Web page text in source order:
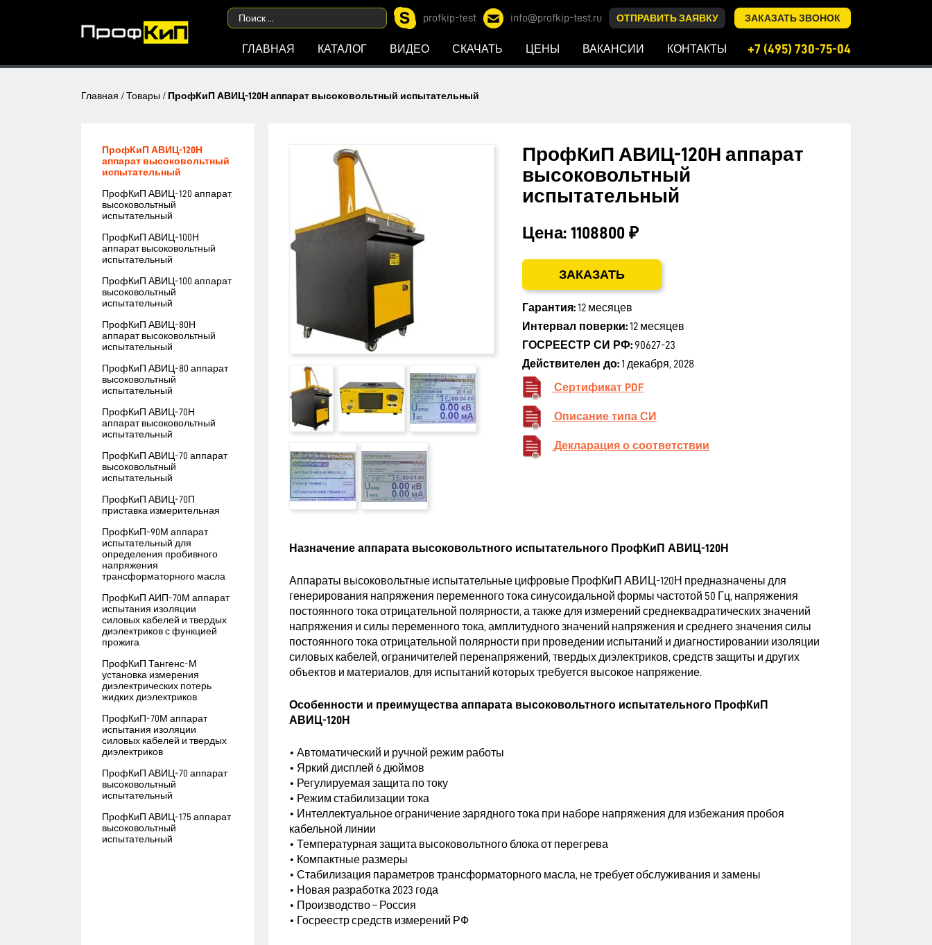
profkip-test info@profkip-test.ru ОТПРАВИТЬ ЗАЯВКУ ЗАКАЗАТЬ ЗВОНОК
ГЛАВНАЯ КАТАЛОГ ВИДЕО СКАЧАТЬ ЦЕНЫ ВАКАНСИИ КОНТАКТЫ +7 (495) 730-75-04
Главная / Товары / ПрофКиП АВИЦ-120Н аппарат высоковольтный испытательный
ПрофКиП АВИЦ-120Н
аппарат высоковольтный
испытательный
ПрофКиП АВИЦ-120 аппарат
высоковольтный
испытательный
ПрофКиП АВИЦ-100Н
аппарат высоковольтный
испытательный
ПрофКиП АВИЦ-100 аппарат
высоковольтный
испытательный
ПрофКиП АВИЦ-80Н
аппарат высоковольтный
испытательный
ПрофКиП АВИЦ-80 аппарат
высоковольтный
испытательный
ПрофКиП АВИЦ-70Н
аппарат высоковольтный
испытательный
ПрофКиП АВИЦ-70 аппарат
высоковольтный
испытательный
ПрофКиП АВИЦ-70П
приставка измерительная
ПрофКиП-90М аппарат
испытательный для
определения пробивного
напряжения
трансформаторного масла
ПрофКиП АИП-70М аппарат
испытания изоляции
силовых кабелей и твердых
диэлектриков с функцией
прожига
ПрофКиП Тангенс-М
установка измерения
диэлектрических потерь
жидких диэлектриков
ПрофКиП-70М аппарат
испытания изоляции
силовых кабелей и твердых
диэлектриков
ПрофКиП АВИЦ-70 аппарат
высоковольтный
испытательный
ПрофКиП АВИЦ-175 аппарат
высоковольтный
испытательный
ПрофКиП АВИЦ-120Н аппарат
высоковольтный
испытательный
Цена: 1108800 ₽
ЗАКАЗАТЬ
Гарантия:12 месяцев
Интервал поверки:12 месяцев
ГОСРЕЕСТР СИ РФ: 90627-23
Действителен до:1 декабря, 2028
Сертификат PDF
Описание типа СИ
Декларация о соответствии
Назначение аппарата высоковольтного испытательного ПрофКиП АВИЦ-120Н
Аппараты высоковольтные испытательные цифровые ПрофКиП АВИЦ-120Н предназначены для
генерирования напряжения переменного тока синусоидальной формы частотой 50 Гц, напряжения
постоянного тока отрицательной полярности, а также для измерений среднеквадратических значений
напряжения и силы переменного тока, амплитудного значений напряжения и среднего значения силы
постоянного тока отрицательной полярности при проведении испытаний и диагностировании изоляции
силовых кабелей, ограничителей перенапряжений, твердых диэлектриков, средств защиты и других
объектов и материалов, для испытаний которых требуется высокое напряжение.
Особенности и преимущества аппарата высоковольтного испытательного ПрофКиП
АВИЦ-120Н
• Автоматический и ручной режим работы
• Яркий дисплей 6 дюймов
• Регулируемая защита по току
• Режим стабилизации тока
• Интеллектуальное ограничение зарядного тока при наборе напряжения для избежания пробоя
кабельной линии
• Температурная защита высоковольтного блока от перегрева
• Компактные размеры
• Стабилизация параметров трансформаторного масла, не требует обслуживания и замены
• Новая разработка 2023 года
• Производство – Россия
• Госреестр средств измерений РФ